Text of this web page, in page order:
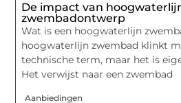
De impact van
zwembadontwerp
Wat is een hoogwaterlijn
hoogwaterlijn zwembad klinkt
technische term, maar het is
Het verwijst naar een zwembad
Aanbiedingen